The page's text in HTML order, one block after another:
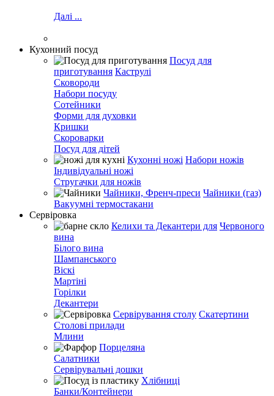
Далі ...
Кухонний посуд
Посуд для
приготування Каструлі
Сковороди
Набори посуду
Сотейники
Форми для духовки
Кришки
Скороварки
Посуд для дітей
Кухонні ножі Набори ножів
Індивідуальні ножі
Стругачки для ножів
Чайники, Френч-преси Чайники (газ)
Вакуумні термостакани
Сервіровка
Келихи та Декантери для Червоного
вина
Білого вина
Шампанського
Віскі
Мартіні
Горілки
Декантери
Сервірування столу Скатертини
Столові прилади
Млини
Порцеляна
Салатники
Сервірувальні дошки
Хлібниці
Банки/Контейнери